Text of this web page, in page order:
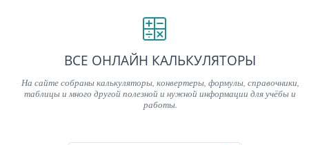
ВСЕ ОНЛАЙН КАЛЬКУЛЯТОРЫ
На сайте собраны калькуляторы, конвертеры, формулы, справочники,
таблицы и много другой полезной и нужной информации для учёбы и
работы.